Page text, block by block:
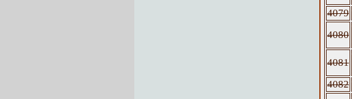
4079
4080
4081
4082